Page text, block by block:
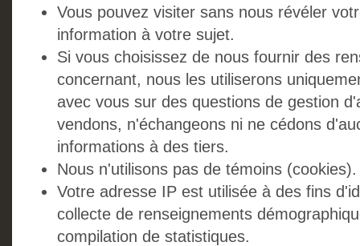
Vous pouvez visiter sans nous révéler
information à votre sujet.
Si vous choisissez de nous fournir des
concernant, nous les utiliserons
avec vous sur des questions de gestion
vendons, n'échangeons ni ne cédons
informations à des tiers.
Nous n'utilisons pas de témoins (cookies).
Votre adresse IP est utilisée à des fins
collecte de renseignements
compilation de statistiques.